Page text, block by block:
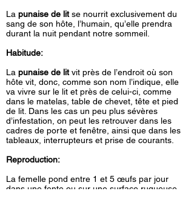
La punaise de litse nourrit exclusivement du
sang de son hôte, l’humain, qu’elle prendra
durant la nuit pendant notre sommeil.
Habitude:
La punaise de litvit près de l’endroit où son
hôte vit, donc, comme son nom l’indique, elle
va vivre sur le lit et près de celui-ci, comme
dans le matelas, table de chevet, tête et pied
de lit. Dans les cas un peu plus sévères
d’infestation, on peut les retrouver dans les
cadres de porte et fenêtre, ainsi que dans les
tableaux, interrupteurs et prise de courants.
Reproduction:
La femelle pond entre 1 et 5 œufs par jour
dans une fente ou sur une surface rugueuse,